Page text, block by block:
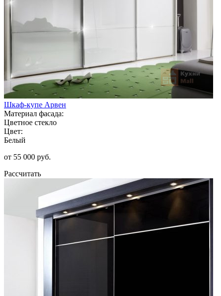
Шкаф-купе Арвен
Материал фасада:
Цветное стекло
Цвет:
Белый
от 55 000 руб.
Рассчитать